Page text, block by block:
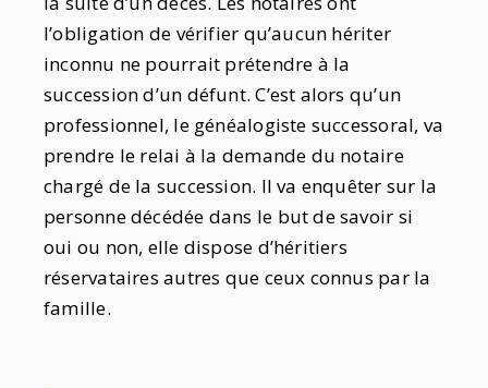
l’obligation de vérifier qu’aucun hériter
inconnu ne pourrait prétendre à la
succession d’un défunt. C’est alors qu’un
professionnel, le généalogiste successoral, va
prendre le relai à la demande du notaire
chargé de la succession. Il va enquêter sur la
personne décédée dans le but de savoir si
oui ou non, elle dispose d’héritiers
réservataires autres que ceux connus par la
famille.